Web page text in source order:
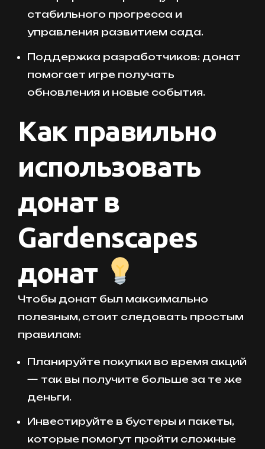
стабильного прогресса и
управления развитием сада.
Поддержка разработчиков: донат
помогает игре получать
обновления и новые события.
Как правильно
использовать
донат в
Gardenscapes
донат
Чтобы донат был максимально
полезным, стоит следовать простым
правилам:
Планируйте покупки во время акций
— так вы получите больше за те же
деньги.
Инвестируйте в бустеры и пакеты,
которые помогут пройти сложные